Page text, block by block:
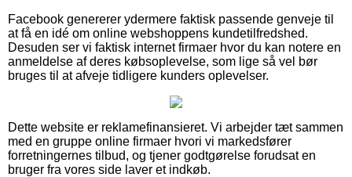
Facebook genererer ydermere faktisk passende genveje til
at få en idé om online webshoppens kundetilfredshed.
Desuden ser vi faktisk internet firmaer hvor du kan notere en
anmeldelse af deres købsoplevelse, som lige så vel bør
bruges til at afveje tidligere kunders oplevelser.
Dette website er reklamefinansieret. Vi arbejder tæt sammen
med en gruppe online firmaer hvori vi markedsfører
forretningernes tilbud, og tjener godtgørelse forudsat en
bruger fra vores side laver et indkøb.